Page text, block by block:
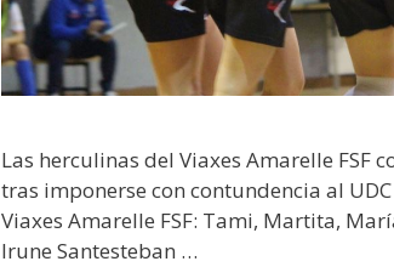
Las herculinas del Viaxes Amarelle FSF
tras imponerse con contundencia al
Viaxes Amarelle FSF: Tami, Martita,
Irune Santesteban …